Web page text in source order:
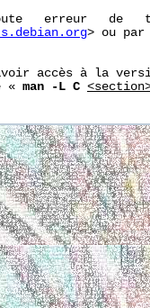
erreur   de
> ou par
accès à la
«
man -L C